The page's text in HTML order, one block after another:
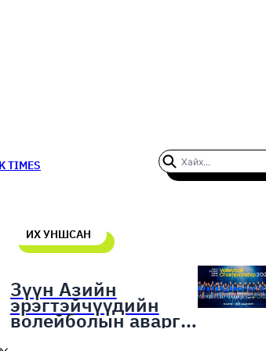
TIMES
ИХ УНШСАН
Зүүн Азийн
эрэгтэйчүүдийн
волейболын аварга
шалгаруулах